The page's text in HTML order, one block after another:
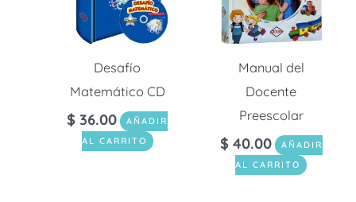
Desafío
Matemático CD
$ 36.00
AÑADIR
AL CARRITO
Manual del
Docente
Preescolar
$ 40.00
AÑADIR
AL CARRITO